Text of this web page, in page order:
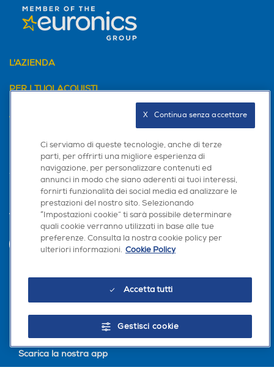
L'AZIENDA
PER I TUOI ACQUISTI
AREA CLIENTI
PRIVACY
Trova negozio
Scarica la nostra app
Ci serviamo di queste tecnologie, anche di terze
parti, per offrirti una migliore esperienza di
navigazione, per personalizzare contenuti ed
annunci in modo che siano aderenti ai tuoi interessi,
fornirti funzionalità dei social media ed analizzare le
prestazioni del nostro sito. Selezionando
“Impostazioni cookie” ti sarà possibile determinare
quali cookie verranno utilizzati in base alle tue
preferenze. Consulta la nostra cookie policy per
ulteriori informazioni. Cookie Policy
Accetta tutti
Gestisci cookie
X   Continua senza accettare